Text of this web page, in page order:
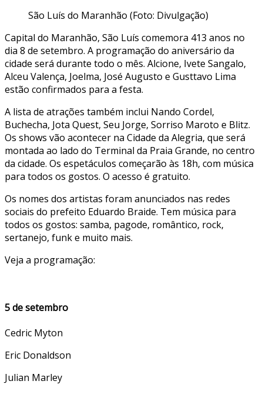
São Luís do Maranhão (Foto: Divulgação)
Capital do Maranhão, São Luís comemora 413 anos no
dia 8 de setembro. A programação do aniversário da
cidade será durante todo o mês. Alcione, Ivete Sangalo,
Alceu Valença, Joelma, José Augusto e Gusttavo Lima
estão confirmados para a festa.
A lista de atrações também inclui Nando Cordel,
Buchecha, Jota Quest, Seu Jorge, Sorriso Maroto e Blitz.
Os shows vão acontecer na Cidade da Alegria, que será
montada ao lado do Terminal da Praia Grande, no centro
da cidade. Os espetáculos começarão às 18h, com música
para todos os gostos. O acesso é gratuito.
Os nomes dos artistas foram anunciados nas redes
sociais do prefeito Eduardo Braide. Tem música para
todos os gostos: samba, pagode, romântico, rock,
sertanejo, funk e muito mais.
Veja a programação:
5 de setembro
Cedric Myton
Eric Donaldson
Julian Marley